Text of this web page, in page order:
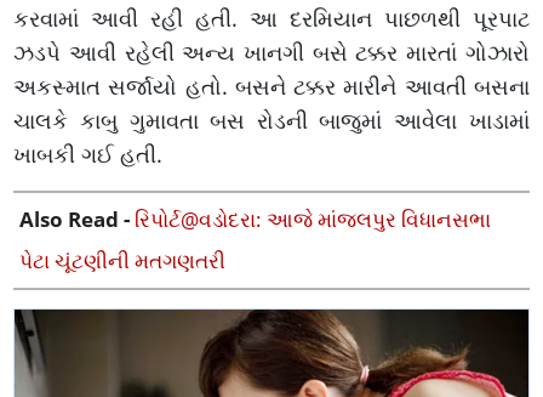
કરવામાં આવી રહી હતી. આ દરમિયાન પાછળથી પૂરપાટ
ઝડપે આવી રહેલી અન્ય ખાનગી બસે ટક્કર મારતાં ગોઝારો
અકસ્માત સર્જાયો હતો. બસને ટક્કર મારીને આવતી બસના
ચાલકે કાબુ ગુમાવતા બસ રોડની બાજુમાં આવેલા ખાડામાં
ખાબકી ગઈ હતી.
Also Read - રિપોર્ટ@વડોદરા: આજે માંજલપુર વિધાનસભા
પેટા ચૂંટણીની મતગણતરી